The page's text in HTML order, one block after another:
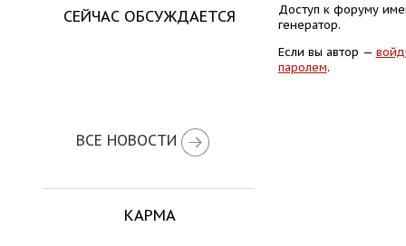
СЕЙЧАС ОБСУЖДАЕТСЯ
ВСЕ НОВОСТИ
КАРМА
Доступ к форуму
генератор.
Если вы автор —
паролем.